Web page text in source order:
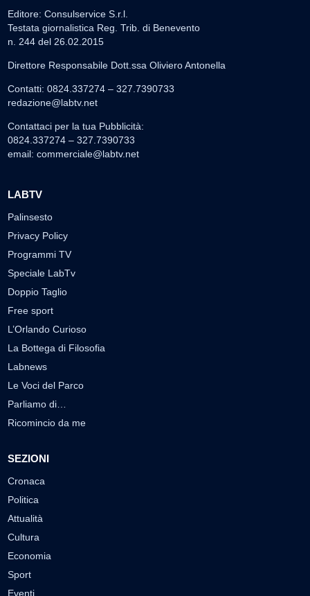
Editore: Consulservice S.r.l.
Testata giornalistica Reg. Trib. di Benevento
n. 244 del 26.02.2015
Direttore Responsabile Dott.ssa Oliviero Antonella
Contatti: 0824.337274 – 327.7390733
redazione@labtv.net
Contattaci per la tua Pubblicità:
0824.337274 – 327.7390733
email: commerciale@labtv.net
LABTV
Palinsesto
Privacy Policy
Programmi TV
Speciale LabTv
Doppio Taglio
Free sport
L’Orlando Curioso
La Bottega di Filosofia
Labnews
Le Voci del Parco
Parliamo di…
Ricomincio da me
SEZIONI
Cronaca
Politica
Attualità
Cultura
Economia
Sport
Eventi